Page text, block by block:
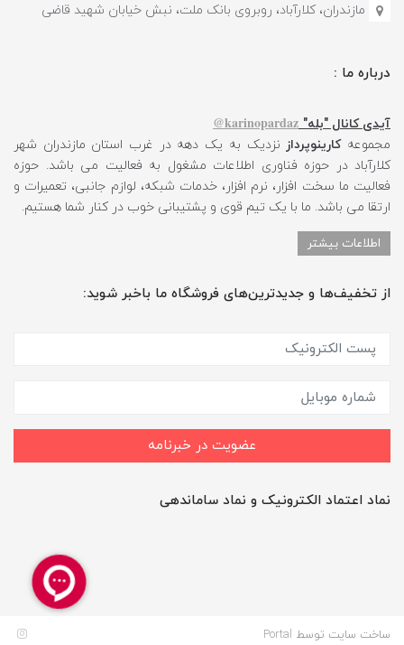
مازندران، کلارآباد، روبروی بانک ملت، نبش خیابان شهید قاضی
درباره ما :
آیدی کانال "بله" karinopardaz@
مجموعهکارینوپرداز نزدیک به یک دهه در غرب استان مازندران شهر
کلارآباد در حوزه فناوری اطلاعات مشغول به فعالیت می باشد. حوزه
فعالیت ما سخت افزار، نرم افزار، خدمات شبکه، لوازم جانبی، تعمیرات و
ارتقا می باشد. ما با یک تیم قوی و پشتیبانی خوب در کنار شما هستیم.
اطلاعات بیشتر
از تخفیف‌ها و جدیدترین‌های فروشگاه ما باخبر شوید:
عضویت در خبرنامه
نماد اعتماد الکترونیک و نماد ساماندهی
ساخت سایت توسط Portal